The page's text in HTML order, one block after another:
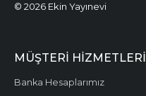
© 2026 Ekin Yayınevi
MÜŞTERI HIZMETLERI
Banka Hesaplarımız